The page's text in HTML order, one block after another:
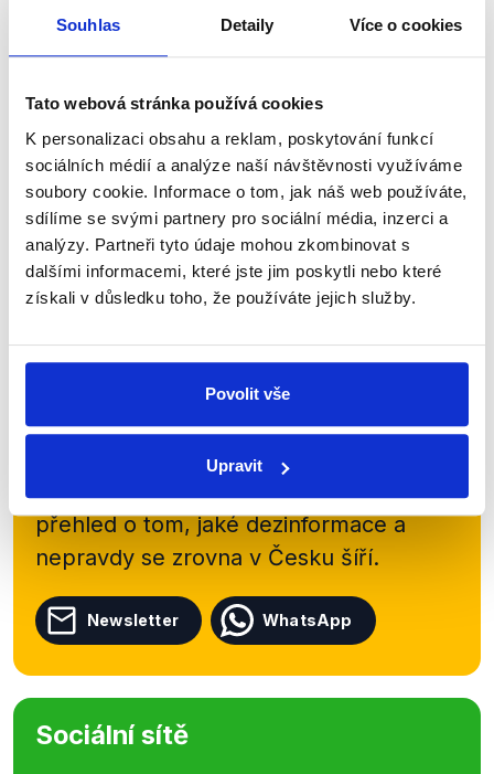
Souhlas Detaily Více o cookies
Tato webová stránka používá cookies
K personalizaci obsahu a reklam, poskytování funkcí
sociálních médií a analýze naší návštěvnosti využíváme
soubory cookie. Informace o tom, jak náš web používáte,
sdílíme se svými partnery pro sociální média, inzerci a
analýzy. Partneři tyto údaje mohou zkombinovat s
dalšími informacemi, které jste jim poskytli nebo které
získali v důsledku toho, že používáte jejich služby.
Povolit vše
Upravit
nezískal nadpoloviční většinu a tedy mandát
parlamentu tak rozhodne kolo 2. Jedním z 27...
Číst dál
Zůstaňme v kontaktu
Přihlaste se k odběru našeho
newsletteru nebowhatsappového
kanálu, kde pravidelně přinášíme
shrnutí nejzajímavějších článků a analýz.
přehled o tom, jaké dezinformace a
nepravdy se zrovna v Česku šíří.
Newsletter WhatsApp
Sociální sítě